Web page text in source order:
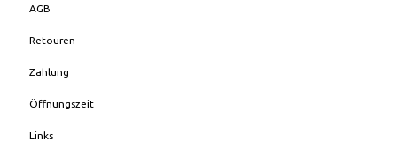
AGB
Retouren
Zahlung
Öffnungszeit
Links